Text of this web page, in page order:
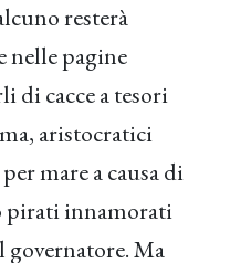
resterà
nelle pagine
di cacce a tesori
aristocratici
mare a causa di
pirati innamorati
governatore. Ma